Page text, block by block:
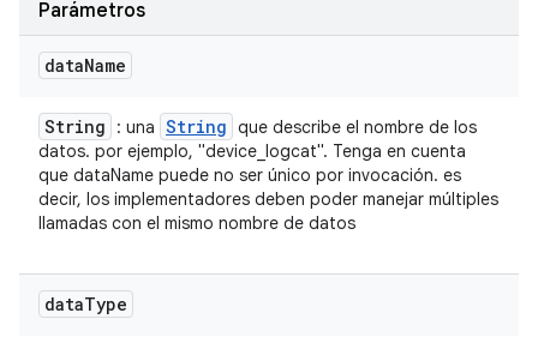
Parámetros
dataName
String : una String que describe el nombre de los
datos. por ejemplo, "device_logcat". Tenga en cuenta
que dataName puede no ser único por invocación. es
decir, los implementadores deben poder manejar múltiples
llamadas con el mismo nombre de datos
dataType